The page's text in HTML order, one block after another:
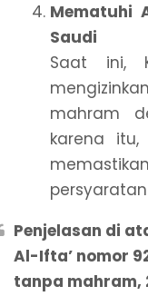
Mematuhi
Saudi
Saat ini,
mahram
karena
Penjelasan di
Al-Ifta’ nomor
tanpa mahram,